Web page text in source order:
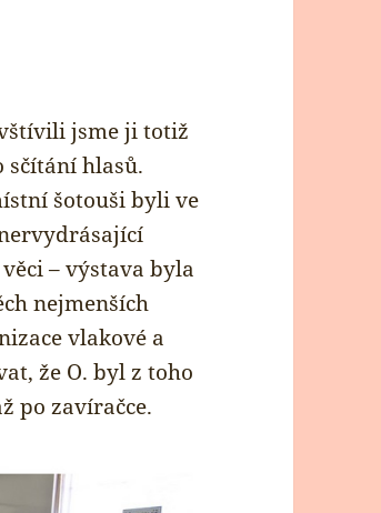
jsme ji totiž
sčítání hlasů.
šotouši byli ve
– výstava byla
nejmenších
vlakové a
že O. byl z toho
po zavíračce.